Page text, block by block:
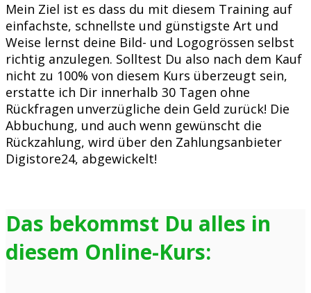
Mein Ziel ist es dass du mit diesem Training auf
einfachste, schnellste und günstigste Art und
Weise lernst deine Bild- und Logogrössen selbst
richtig anzulegen. Solltest Du also nach dem Kauf
nicht zu 100% von diesem Kurs überzeugt sein,
erstatte ich Dir innerhalb 30 Tagen ohne
Rückfragen unverzügliche dein Geld zurück! Die
Abbuchung, und auch wenn gewünscht die
Rückzahlung, wird über den Zahlungsanbieter
Digistore24, abgewickelt!
Das bekommst Du alles in
diesem Online-Kurs: